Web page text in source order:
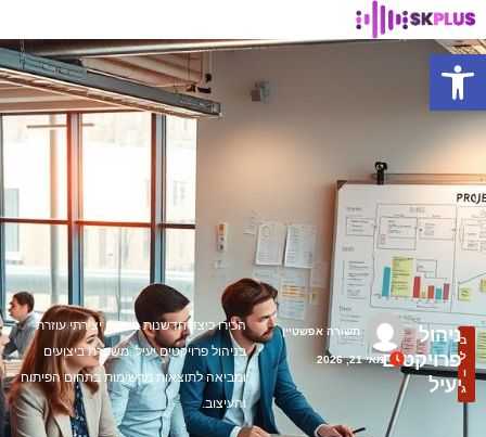
ב
ל
ו
ג
ניהול
פרויקטים
יעיל
תשורה אפשטיין
מאי 21, 2026
הכירו כיצד חדשנות בתכנון יצירתי עוזרת
בניהול פרויקטים יעיל, משפרת ביצועים
ומביאה לתוצאות מרשימות בתחום הפיתוח
והעיצוב.
פתח סרגל נגישות